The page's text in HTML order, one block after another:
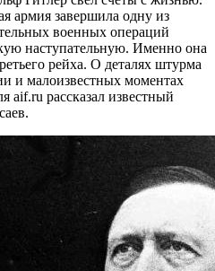
армия завершила одну из
военных операций
наступательную. Именно она
рейха. О деталях штурма
и малоизвестных моментах
aif.ru рассказал известный